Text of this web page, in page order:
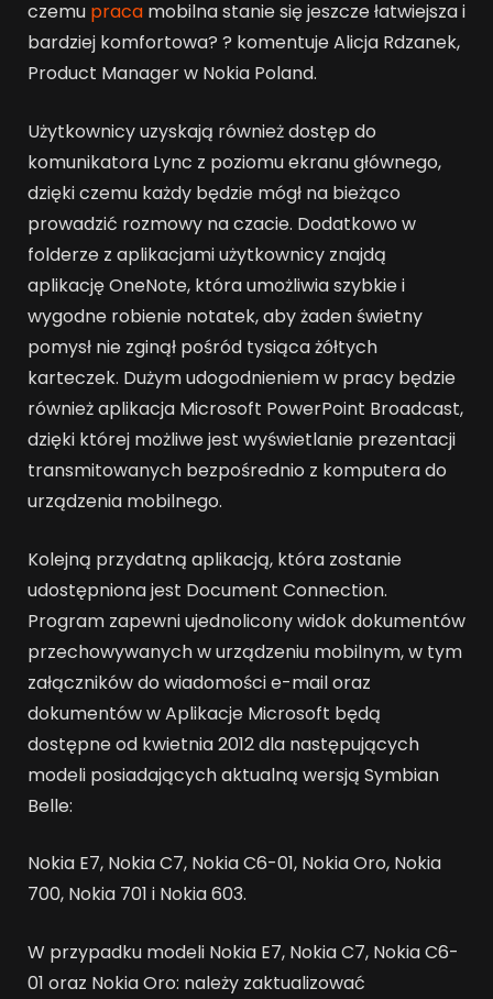
czemu praca mobilna stanie się jeszcze łatwiejsza i
bardziej komfortowa? ? komentuje Alicja Rdzanek,
Product Manager w Nokia Poland.
Użytkownicy uzyskają również dostęp do
komunikatora Lync z poziomu ekranu głównego,
dzięki czemu każdy będzie mógł na bieżąco
prowadzić rozmowy na czacie. Dodatkowo w
folderze z aplikacjami użytkownicy znajdą
aplikację OneNote, która umożliwia szybkie i
wygodne robienie notatek, aby żaden świetny
pomysł nie zginął pośród tysiąca żółtych
karteczek. Dużym udogodnieniem w pracy będzie
również aplikacja Microsoft PowerPoint Broadcast,
dzięki której możliwe jest wyświetlanie prezentacji
transmitowanych bezpośrednio z komputera do
urządzenia mobilnego.
Kolejną przydatną aplikacją, która zostanie
udostępniona jest Document Connection.
Program zapewni ujednolicony widok dokumentów
przechowywanych w urządzeniu mobilnym, w tym
załączników do wiadomości e-mail oraz
dokumentów w Aplikacje Microsoft będą
dostępne od kwietnia 2012 dla następujących
modeli posiadających aktualną wersją Symbian
Belle:
Nokia E7, Nokia C7, Nokia C6-01, Nokia Oro, Nokia
700, Nokia 701 i Nokia 603.
W przypadku modeli Nokia E7, Nokia C7, Nokia C6-
01 oraz Nokia Oro: należy zaktualizować